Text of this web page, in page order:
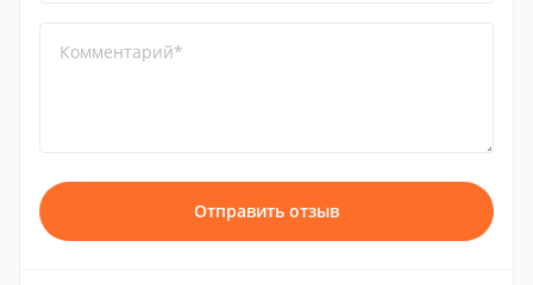
Комментарий*
Отправить отзыв